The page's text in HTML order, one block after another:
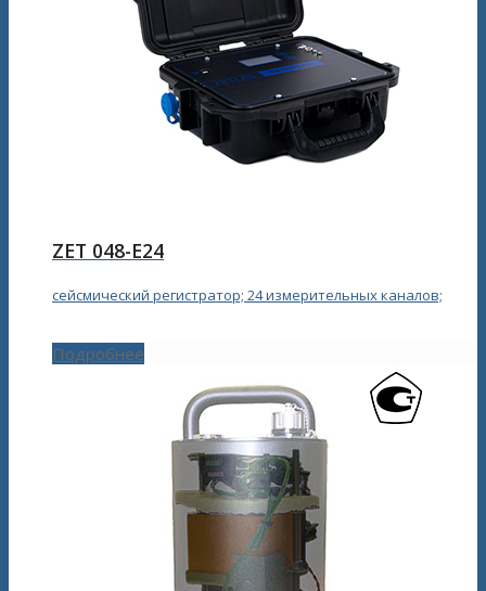
ZET 048-E24
сейсмический регистратор; 24 измерительных каналов;
Подробнее